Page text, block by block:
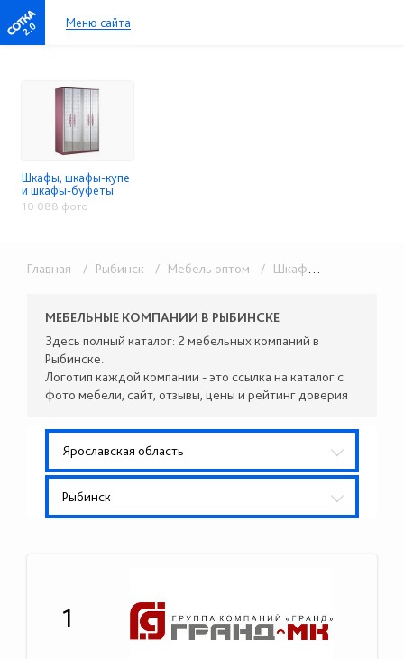
2.0 Меню сайта
Шкафы, шкафы-купе
и шкафы-буфеты
10 088 фото
Главная / Рыбинск / Мебель оптом / Шкафы, шкафы-купе и шкафы-буфеты
МЕБЕЛЬНЫЕ КОМПАНИИ В РЫБИНСКЕ
Здесь полный каталог: 2 мебельных компаний в
Рыбинске.
Логотип каждой компании - это ссылка на каталог с
фото мебели, сайт, отзывы, цены и рейтинг доверия
Ярославская область
Рыбинск
1